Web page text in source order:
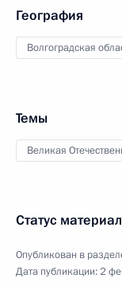
География
Волгоградская
Темы
Великая
Статус
Опубликован в
Дата публикации:2